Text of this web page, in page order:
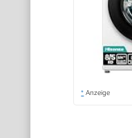
* Anzeige